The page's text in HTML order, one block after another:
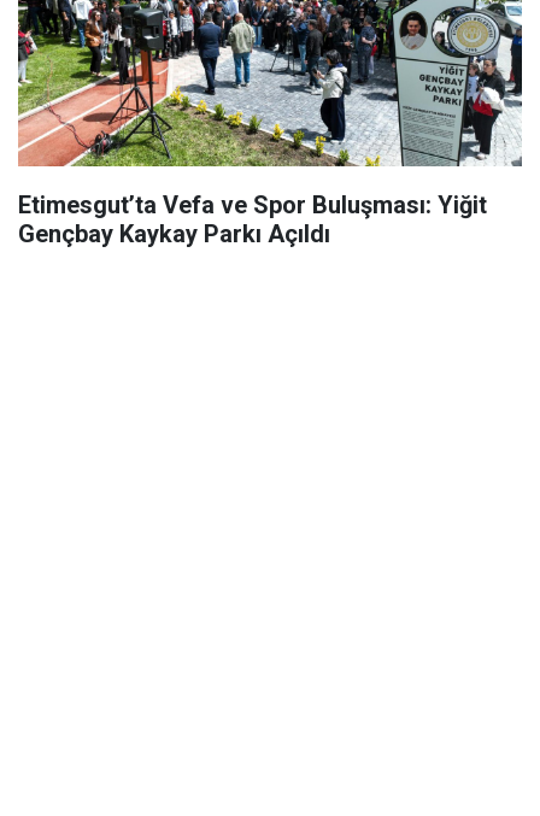
Etimesgut’ta Vefa ve Spor Buluşması: Yiğit
Gençbay Kaykay Parkı Açıldı